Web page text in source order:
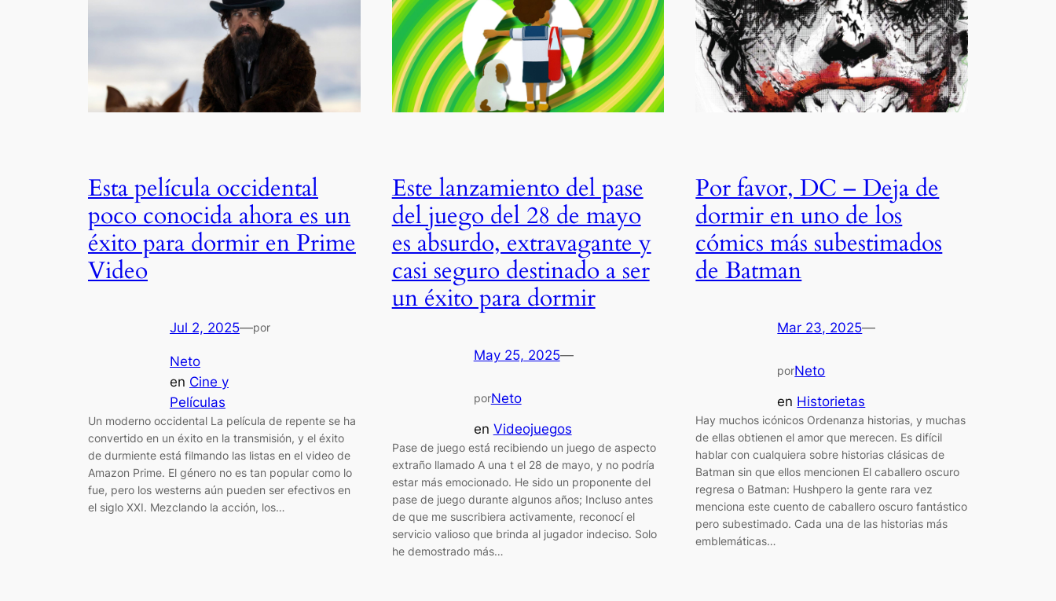
Esta película occidental
poco conocida ahora es un
éxito para dormir en Prime
Video
Jul 2, 2025—por
Neto
en Cine y
Películas
Un moderno occidental La película de repente se ha
convertido en un éxito en la transmisión, y el éxito
de durmiente está filmando las listas en el video de
Amazon Prime. El género no es tan popular como lo
fue, pero los westerns aún pueden ser efectivos en
el siglo XXI. Mezclando la acción, los…
Este lanzamiento del pase
del juego del 28 de mayo
es absurdo, extravagante y
casi seguro destinado a ser
un éxito para dormir
May 25, 2025—
porNeto
en Videojuegos
Pase de juego está recibiendo un juego de aspecto
extraño llamado A una t el 28 de mayo, y no podría
estar más emocionado. He sido un proponente del
pase de juego durante algunos años; Incluso antes
de que me suscribiera activamente, reconocí el
servicio valioso que brinda al jugador indeciso. Solo
he demostrado más…
Por favor, DC – Deja de
dormir en uno de los
cómics más subestimados
de Batman
Mar 23, 2025—
porNeto
en Historietas
Hay muchos icónicos Ordenanza historias, y muchas
de ellas obtienen el amor que merecen. Es difícil
hablar con cualquiera sobre historias clásicas de
Batman sin que ellos mencionen El caballero oscuro
regresa o Batman: Hushpero la gente rara vez
menciona este cuento de caballero oscuro fantástico
pero subestimado. Cada una de las historias más
emblemáticas…